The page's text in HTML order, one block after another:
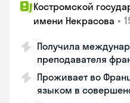
Костромской
имени Некрасова •
Получила
преподавателя
Проживает во
языком в